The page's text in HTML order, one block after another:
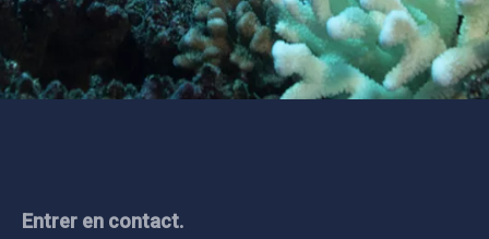
Entrer en contact.